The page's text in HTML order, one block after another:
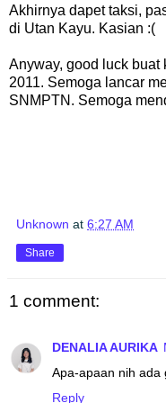
Akhirnya dapet taksi,
di Utan Kayu. Kasian :(
Anyway, good luck buat
2011. Semoga lancar
SNMPTN. Semoga
Unknown at 6:27 AM
Share
1 comment:
DENALIA AURIKA
Apa-apaan nih ada
Reply